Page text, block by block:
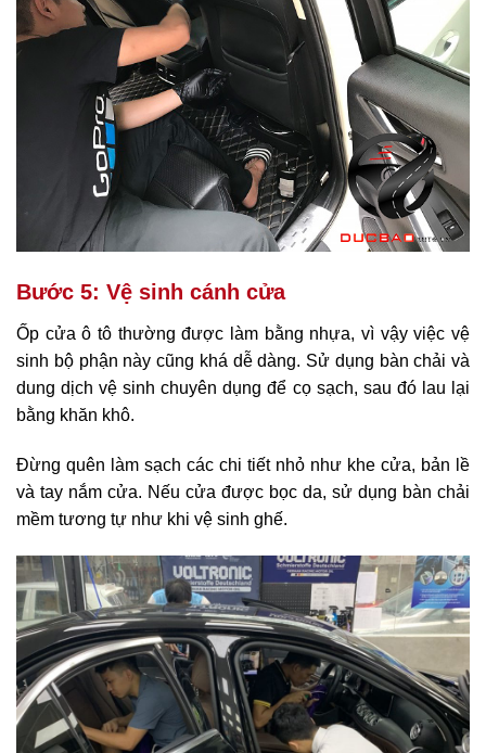
Bước 5: Vệ sinh cánh cửa
Ốp cửa ô tô thường được làm bằng nhựa, vì vậy việc vệ
sinh bộ phận này cũng khá dễ dàng. Sử dụng bàn chải và
dung dịch vệ sinh chuyên dụng để cọ sạch, sau đó lau lại
bằng khăn khô.
Đừng quên làm sạch các chi tiết nhỏ như khe cửa, bản lề
và tay nắm cửa. Nếu cửa được bọc da, sử dụng bàn chải
mềm tương tự như khi vệ sinh ghế.